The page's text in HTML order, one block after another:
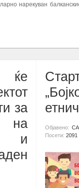
нарекуван
ќе
за
на
и
Објавено:
Посети: 2091